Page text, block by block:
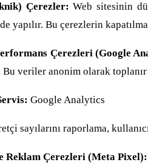
Çerezler: Web sitesinin
yapılır. Bu çerezlerin
Çerezleri (Google
Bu veriler anonim olarak
Google Analytics
sayılarını raporlama,
Reklam Çerezleri (Meta Pixel):